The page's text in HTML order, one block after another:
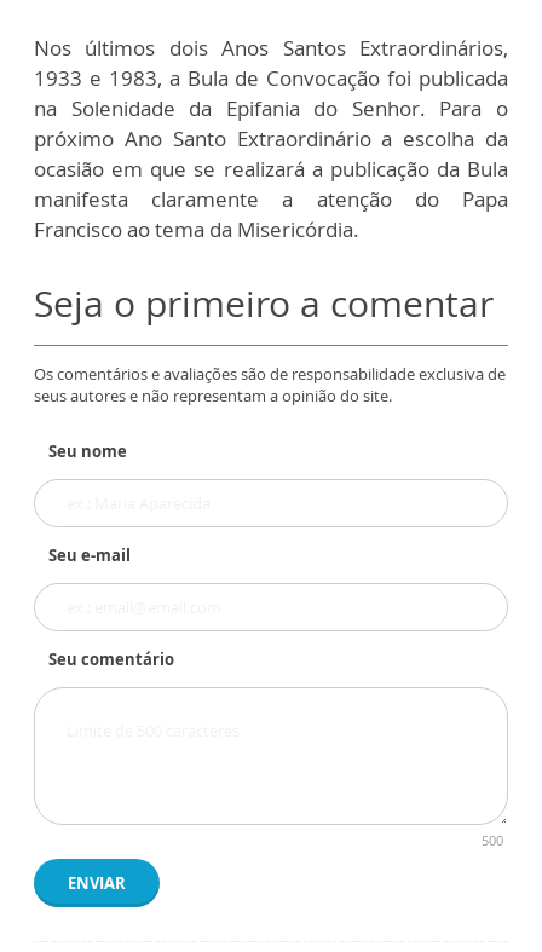
Nos últimos dois Anos Santos Extraordinários,
1933 e 1983, a Bula de Convocação foi publicada
na Solenidade da Epifania do Senhor. Para o
próximo Ano Santo Extraordinário a escolha da
ocasião em que se realizará a publicação da Bula
manifesta claramente a atenção do Papa
Francisco ao tema da Misericórdia.
Seja o primeiro a comentar
Os comentários e avaliações são de responsabilidade exclusiva de
seus autores e não representam a opinião do site.
Seu nome
Seu e-mail
Seu comentário
500
ENVIAR